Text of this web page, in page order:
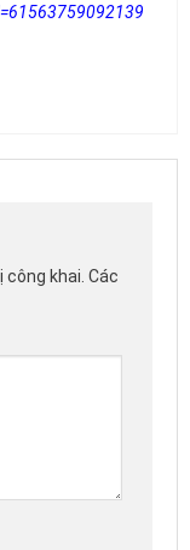
khai. Các